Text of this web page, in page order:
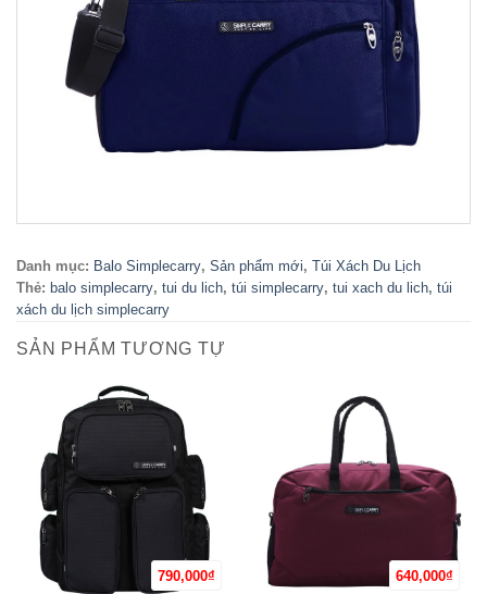
Danh mục: Balo Simplecarry, Sản phẩm mới, Túi Xách Du Lịch
Thẻ: balo simplecarry, tui du lich, túi simplecarry, tui xach du lich, túi
xách du lịch simplecarry
SẢN PHẨM TƯƠNG TỰ
790,000₫ 640,000₫